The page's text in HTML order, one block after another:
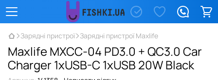
Зарядні пристрої Зарядні пристрої Maxlife
Maxlife MXCC-04 PD3.0 + QC3.0 Car
Charger 1xUSB-C 1xUSB 20W Black